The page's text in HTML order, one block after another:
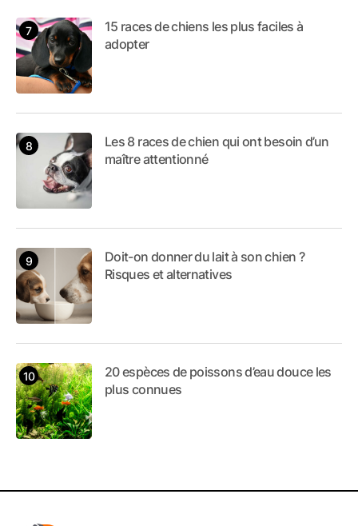
15 races de chiens les plus faciles à
adopter
Les 8 races de chien qui ont besoin d’un
maître attentionné
Doit-on donner du lait à son chien ?
Risques et alternatives
20 espèces de poissons d’eau douce les
plus connues